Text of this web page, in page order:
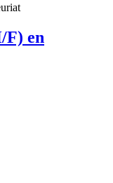
F) en